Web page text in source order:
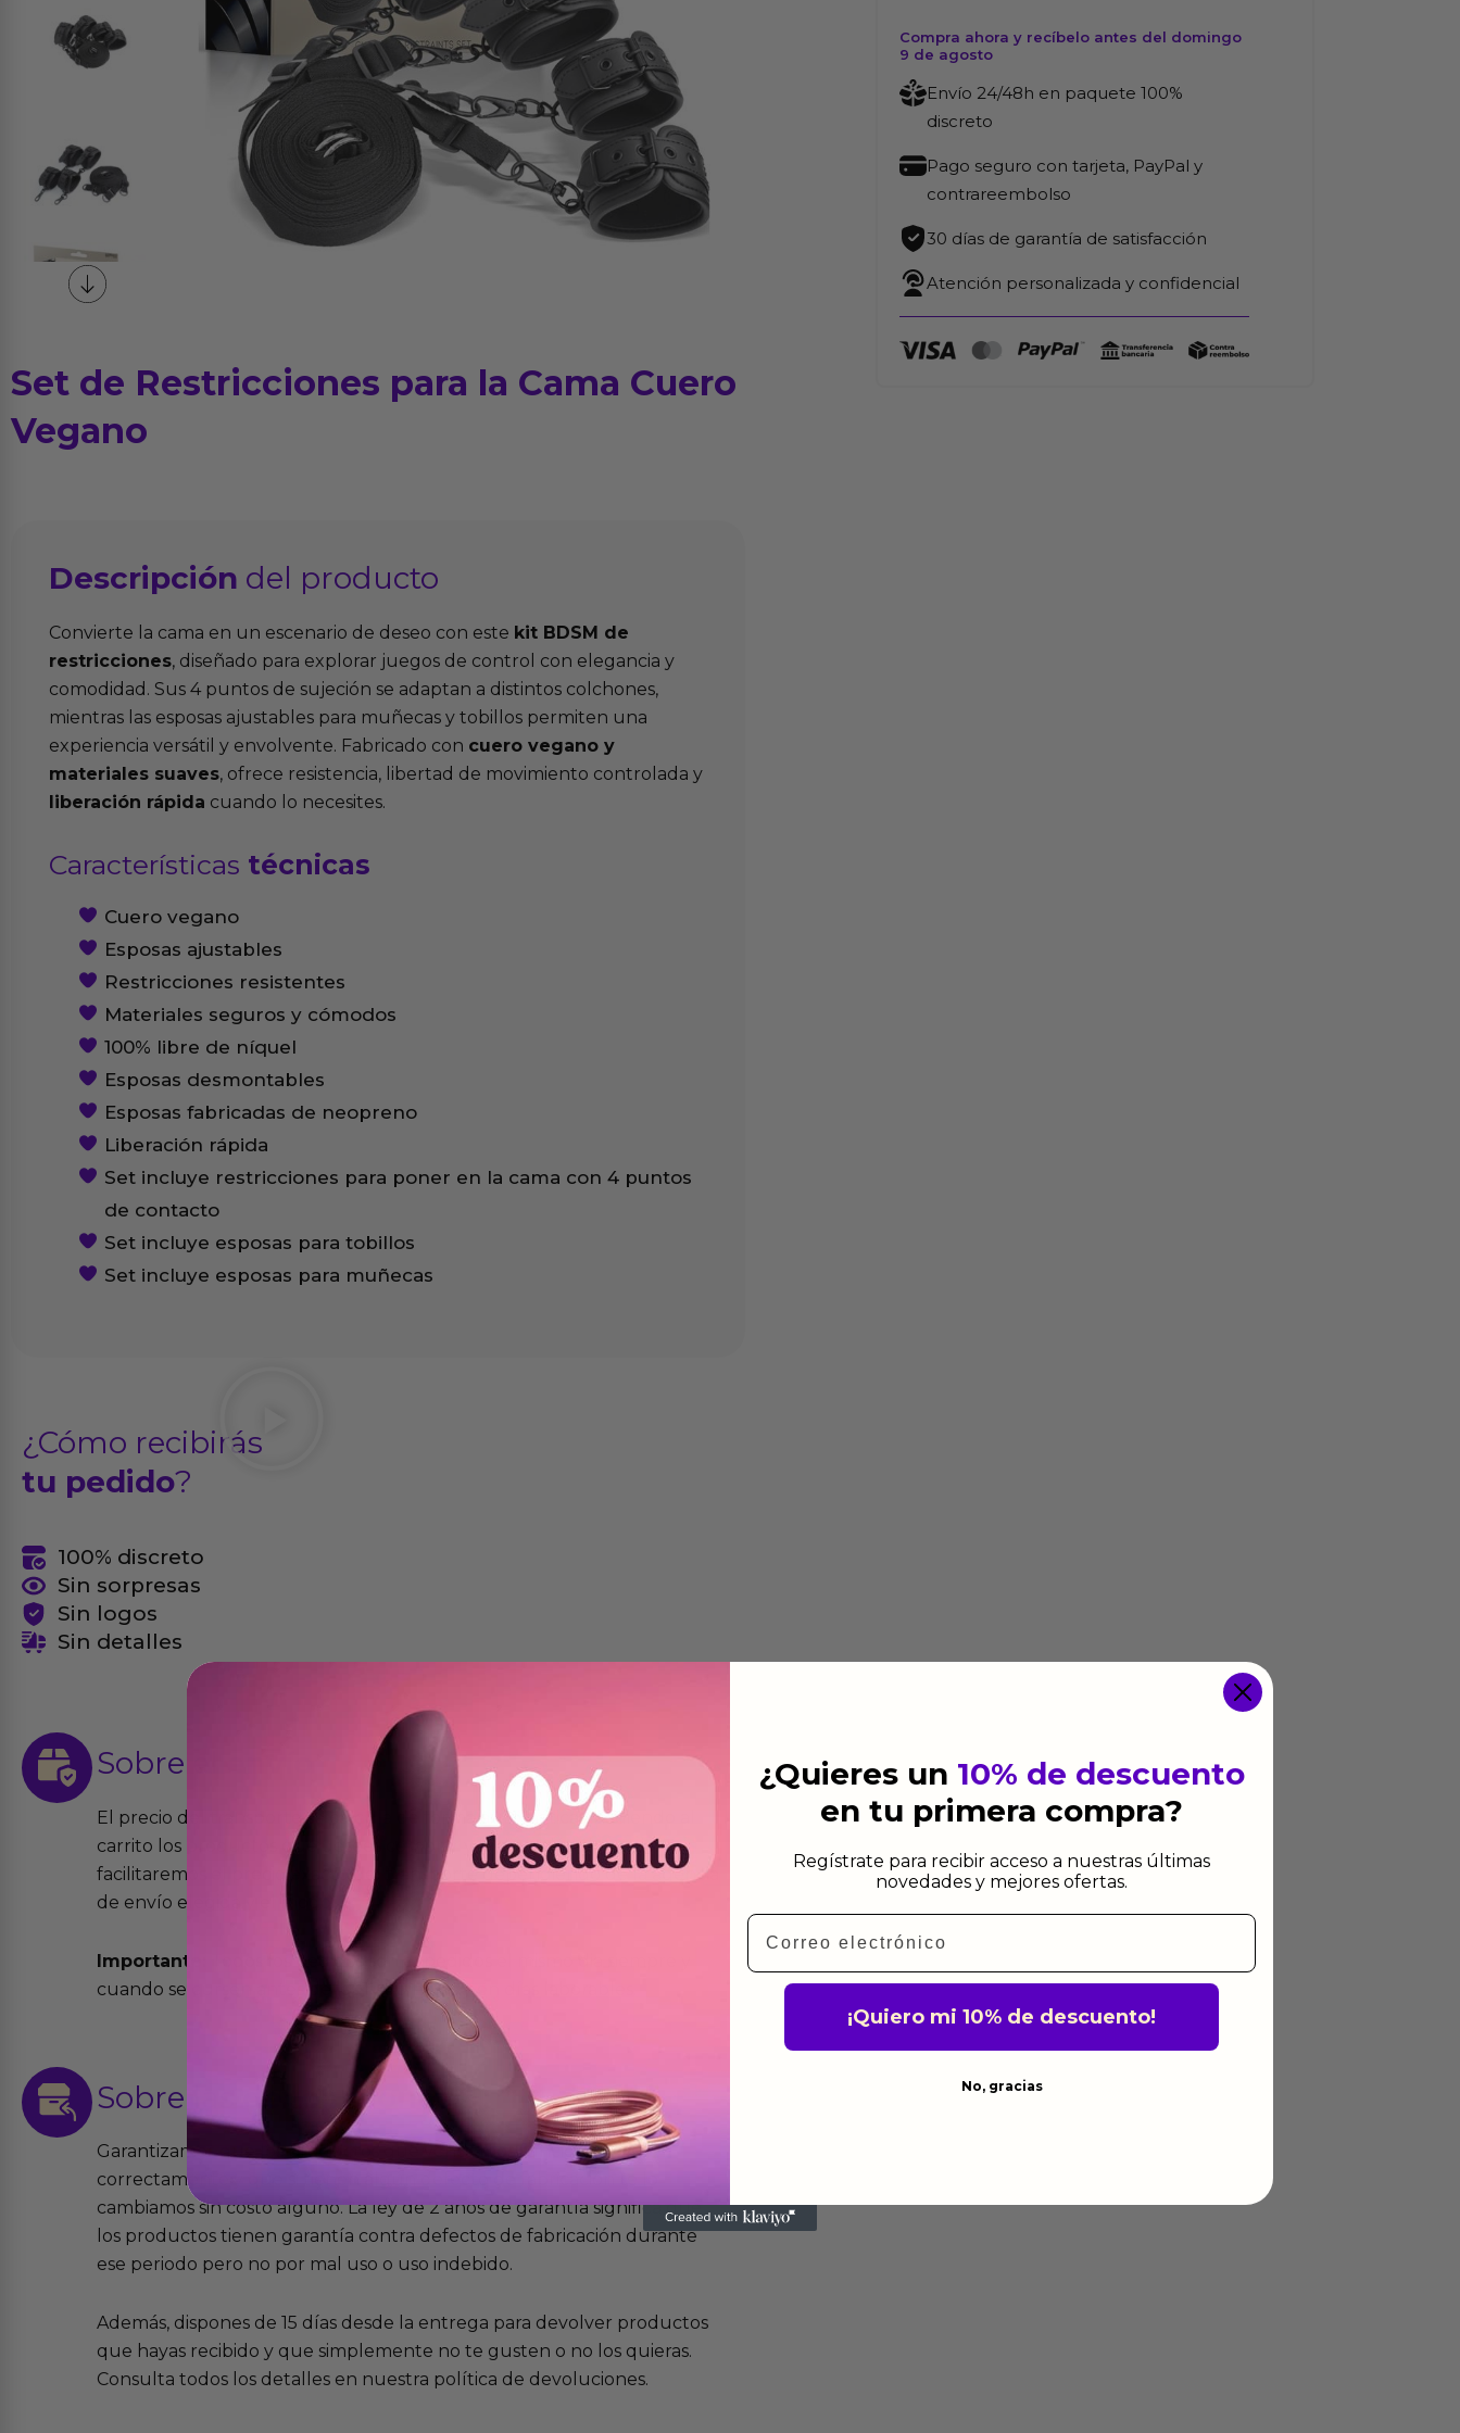
Set de Restricciones para la Cama Cuero
Vegano
Descripción del producto
Convierte la cama en un escenario de deseo con este kit BDSM de
restricciones, diseñado para explorar juegos de control con elegancia y
comodidad. Sus 4 puntos de sujeción se adaptan a distintos colchones,
mientras las esposas ajustables para muñecas y tobillos permiten una
experiencia versátil y envolvente. Fabricado con cuero vegano y
materiales suaves, ofrece resistencia, libertad de movimiento controlada y
liberación rápida cuando lo necesites.
Características técnicas
Cuero vegano
Esposas ajustables
Restricciones resistentes
Materiales seguros y cómodos
100% libre de níquel
Esposas desmontables
Esposas fabricadas de neopreno
Liberación rápida
Set incluye restricciones para poner en la cama con 4 puntos
de contacto
Set incluye esposas para tobillos
Set incluye esposas para muñecas
¿Cómo recibirás
tu pedido?
100% discreto
Sin sorpresas
Sin logos
Sin detalles
Sobre el
El precio del transporte se calcula de forma automática añadiendo al
carrito los productos que desees comprar y la dirección de envio. Te
facilitaremos el precio exacto del transporte dependiendo de la agencia
de envío elegida y el modo.
Importante:
Todos los pedidos son expedidos el mismo dia siempre y
cuando se cursen antes de las 13:00 horas y en días laborables.
Sobre las devoluciones
Garantizamos que los productos que vendemos funcionan
correctamente y que si tienen algún defecto de fabricación te lo
cambiamos sin costo alguno. La ley de 2 años de garantía significa que
los productos tienen garantía contra defectos de fabricación durante
ese periodo pero no por mal uso o uso indebido.
Además, dispones de 15 días desde la entrega para devolver productos
que hayas recibido y que simplemente no te gusten o no los quieras.
Consulta todos los detalles en nuestra política de devoluciones.
Compra ahora y recíbelo antes del domingo
9 de agosto
Envío 24/48h en paquete 100%
discreto
Pago seguro con tarjeta, PayPal y
contrareembolso
30 días de garantía de satisfacción
Atención personalizada y confidencial
¿Quieres un 10% de descuento
en tu primera compra?
Regístrate para recibir acceso a nuestras últimas
novedades y mejores ofertas.
Email
¡Quiero mi 10% de descuento!
No, gracias